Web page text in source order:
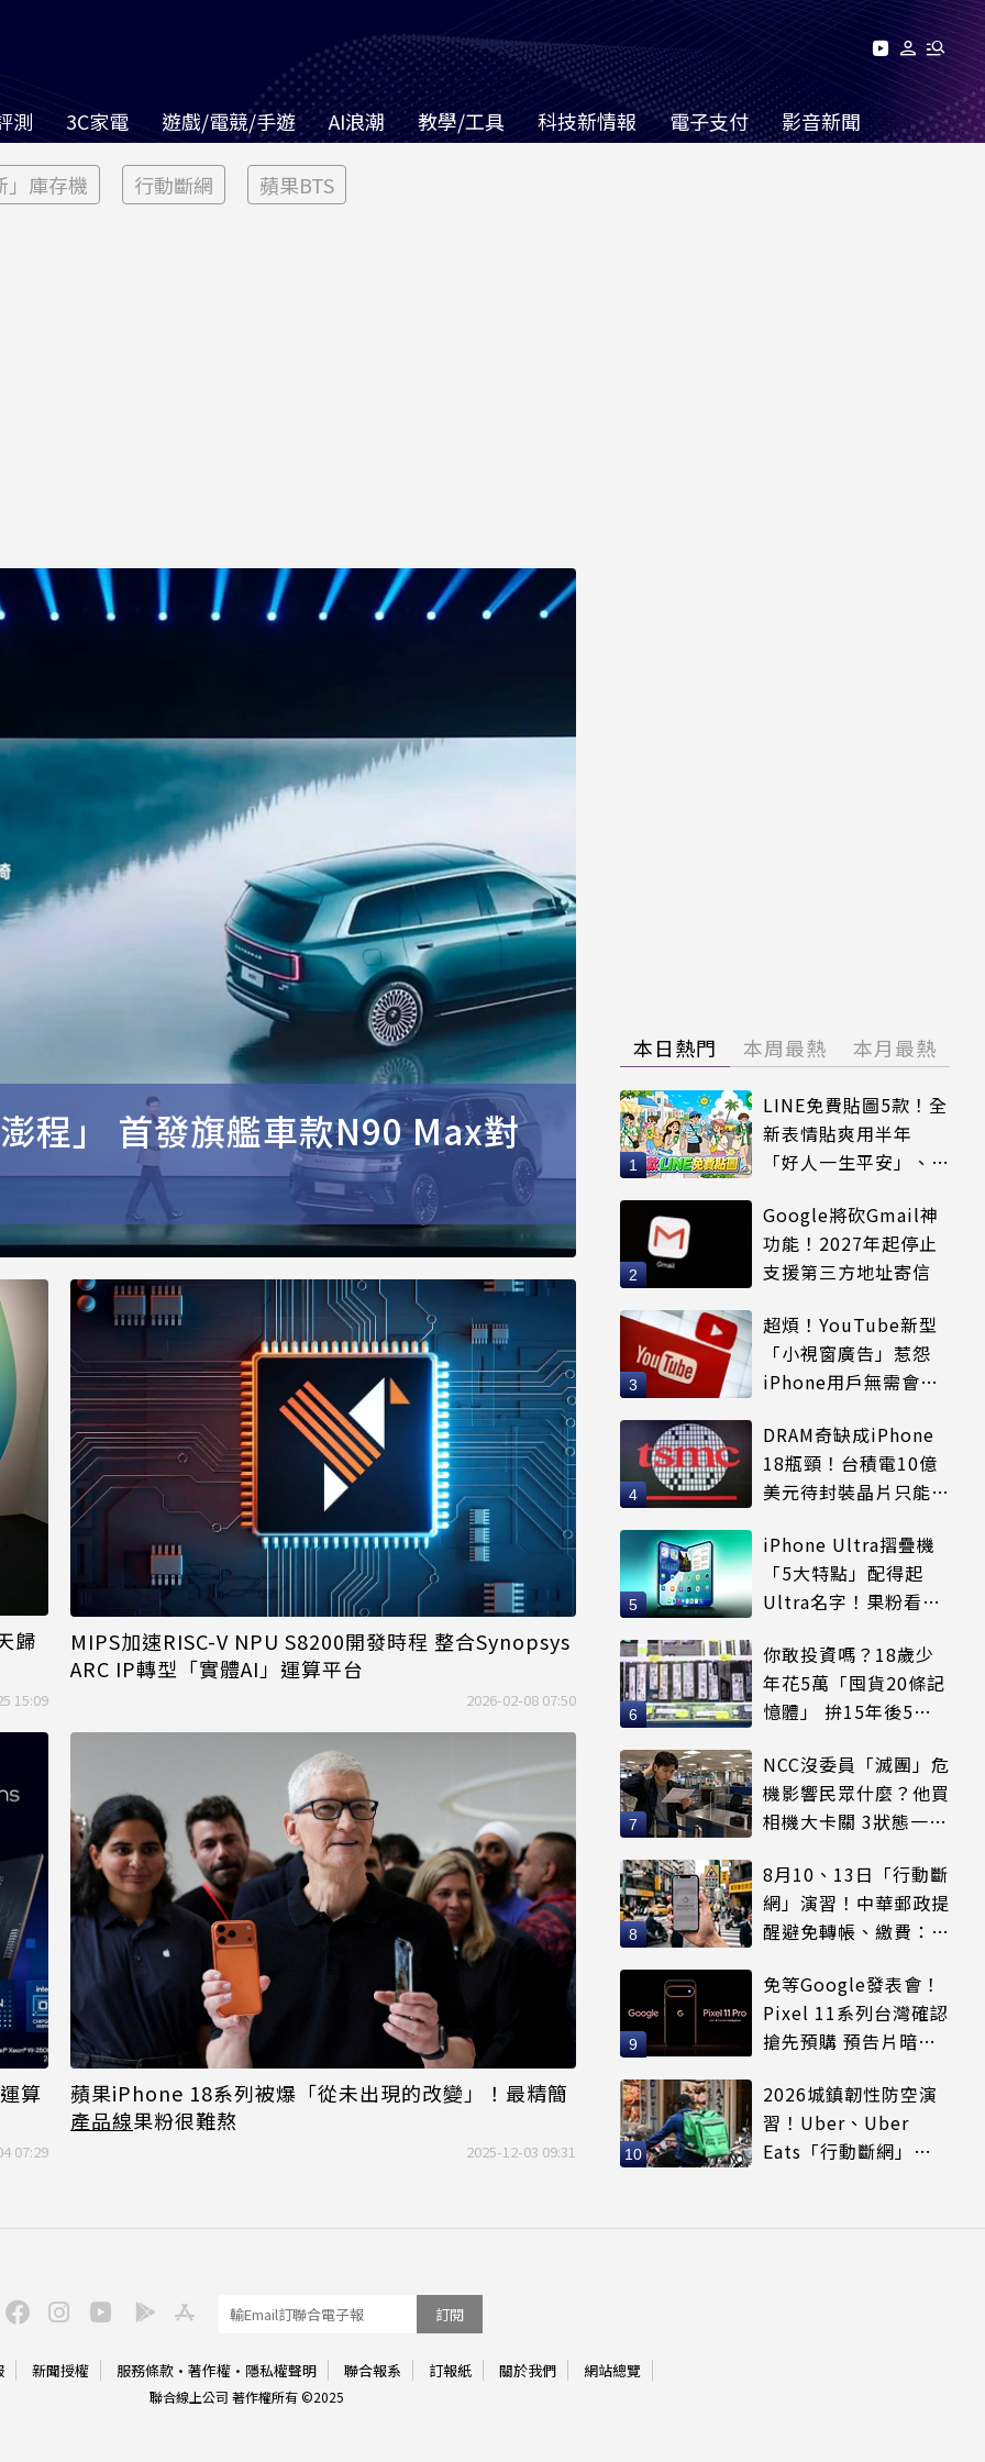
測 3C家電 遊戲/電競/手遊 AI浪潮 教學/工具 科技新情報 電子支付 影音新聞
」庫存機 行動斷網 蘋果BTS
程」 首發旗艦車款N90 Max對
歸
15:09
MIPS加速RISC-V NPU S8200開發時程 整合Synopsys
ARC IP轉型「實體AI」運算平台
2026-02-08 07:50
算
07:29
蘋果iPhone 18系列被爆「從未出現的改變」！最精簡
產品線果粉很難熬
2025-12-03 09:31
本日熱門 本周最熱 本月最熱
LINE免費貼圖5款！全
新表情貼爽用半年
「好人一生平安」、
Google將砍Gmail神
功能！2027年起停止
支援第三方地址寄信
超煩！YouTube新型
「小視窗廣告」惹怨
iPhone用戶無需會員
DRAM奇缺成iPhone
18瓶頸！台積電10億
美元待封裝晶片只能枯
iPhone Ultra摺疊機
「5大特點」配得起
Ultra名字！果粉看完
你敢投資嗎？18歲少
年花5萬「囤貨20條記
憶體」 拚15年後5倍
NCC沒委員「滅團」危
機影響民眾什麼？他買
相機大卡關 3狀態一同
8月10、13日「行動斷
網」演習！中華郵政提
醒避免轉帳、繳費：務
免等Google發表會！
Pixel 11系列台灣確認
搶先預購 預告片暗示
2026城鎮韌性防空演
習！Uber、Uber
Eats「行動斷網」注
訂閱
新聞授權 服務條款 · 著作權 · 隱私權聲明 聯合報系 訂報紙 關於我們 網站總覽
聯合線上公司 著作權所有 ©2025